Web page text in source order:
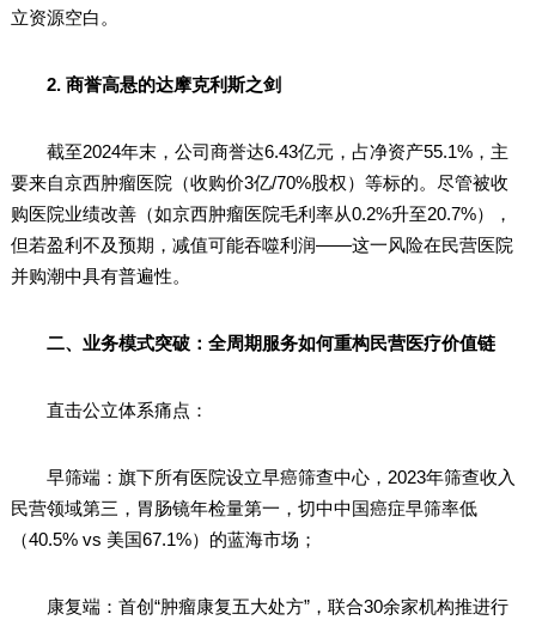
立资源空白。
2. 商誉高悬的达摩克利斯之剑
截至2024年末，公司商誉达6.43亿元，占净资产55.1%，主
要来自京西肿瘤医院（收购价3亿/70%股权）等标的。尽管被收
购医院业绩改善（如京西肿瘤医院毛利率从0.2%升至20.7%），
但若盈利不及预期，减值可能吞噬利润——这一风险在民营医院
并购潮中具有普遍性。
二、业务模式突破：全周期服务如何重构民营医疗价值链
直击公立体系痛点：
早筛端：旗下所有医院设立早癌筛查中心，2023年筛查收入
民营领域第三，胃肠镜年检量第一，切中中国癌症早筛率低
（40.5% vs 美国67.1%）的蓝海市场；
康复端：首创“肿瘤康复五大处方”，联合30余家机构推进行